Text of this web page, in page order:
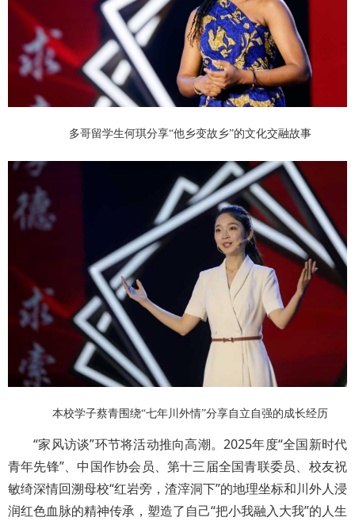
多哥留学生何琪分享“他乡变故乡”的文化交融故事
本校学子蔡青围绕“七年川外情”分享自立自强的成长经历
“家风访谈”环节将活动推向高潮。2025年度“全国新时代
青年先锋”、中国作协会员、第十三届全国青联委员、校友祝
敏绮深情回溯母校“红岩旁，渣滓洞下”的地理坐标和川外人浸
润红色血脉的精神传承，塑造了自己“把小我融入大我”的人生